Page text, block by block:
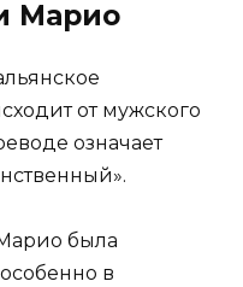
Марио
от мужского
означает
была
в